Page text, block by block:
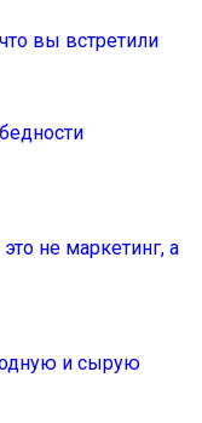
вы встретили
не маркетинг, а
и сырую